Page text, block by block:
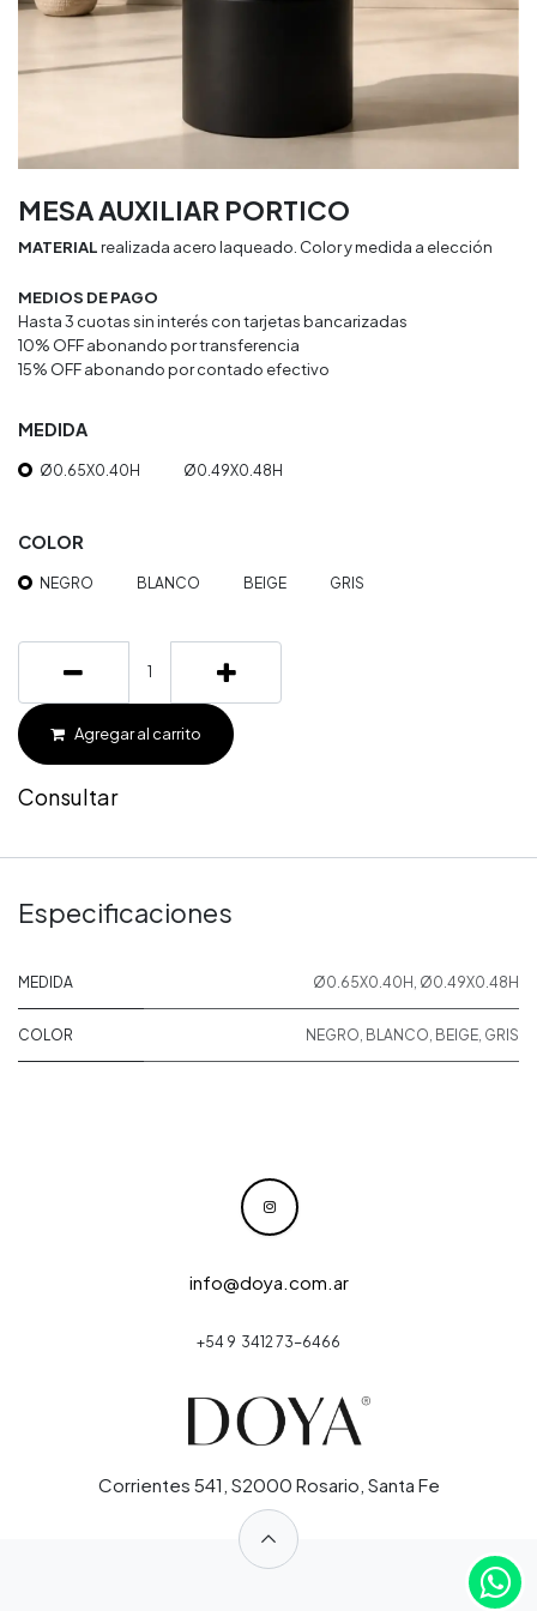
MESA AUXILIAR PORTICO
MATERIALrealizada acero laqueado. Color y medida a elección
MEDIOS DE PAGO
Hasta 3 cuotas sin interés con tarjetas bancarizadas
10% OFF abonando por transferencia
15% OFF abonando por contado efectivo
MEDIDA
Ø0.65X0.40H Ø0.49X0.48H
COLOR
NEGRO BLANCO BEIGE GRIS
Agregar al carrito
Consultar
Especificaciones
MEDIDA Ø0.65X0.40H Ø0.49X0.48H
COLOR NEGRO BLANCO BEIGE GRIS
info@doya.com.ar
Corrientes 541, S2000 Rosario, Santa Fe
+54 9 3412 73-6466